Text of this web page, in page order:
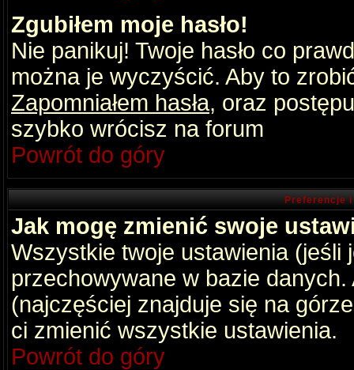
Zgubiłem moje hasło!
Nie panikuj! Twoje hasło co
można je wyczyścić. Aby to
Zapomniałem hasła, oraz
szybko wrócisz na forum
Powrót do góry
Preferencje
Jak mogę zmienić swoje
Wszystkie twoje ustawienia (jeśli
przechowywane w bazie
(najczęściej znajduje się na
ci zmienić wszystkie ustawienia.
Powrót do góry